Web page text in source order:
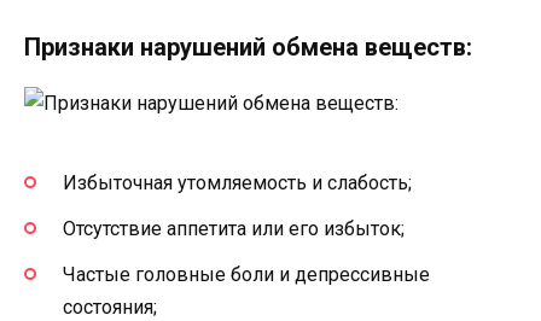
Признаки нарушений обмена веществ:
Избыточная утомляемость и слабость;
Отсутствие аппетита или его избыток;
Частые головные боли и депрессивные
состояния;